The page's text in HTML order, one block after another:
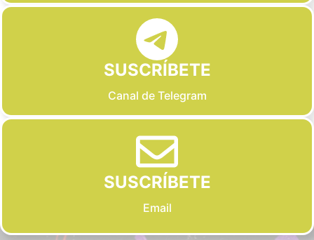
SUSCRÍBETE
Canal de Telegram
SUSCRÍBETE
Email